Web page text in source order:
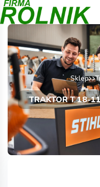
Sklep
TRAKTOR T 18-